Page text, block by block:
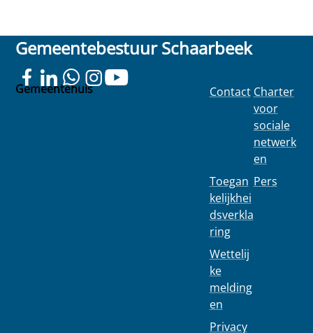
Gemeentebestuur Schaarbeek
Gemeentehuis
Contact
Toegan
kelijkhei
dsverkla
ring
Wettelij
ke
melding
en
Privacy
Charter
voor
sociale
netwerk
en
Pers